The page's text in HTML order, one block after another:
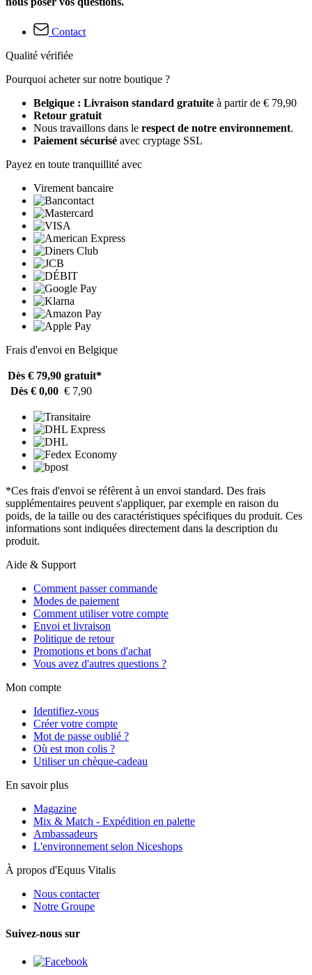
Contact
Qualité vérifiée
Pourquoi acheter sur notre boutique ?
Belgique : Livraison standard gratuite à partir de € 79,90
Retour gratuit
Nous travaillons dans le respect de notre environnement.
Paiement sécurisé avec cryptage SSL
Payez en toute tranquillité avec
Virement bancaire
Frais d'envoi en Belgique
Dès € 79,90 gratuit*
Dès € 0,00 € 7,90
*Ces frais d'envoi se réfèrent à un envoi standard. Des frais
supplémentaires peuvent s'appliquer, par exemple en raison du
poids, de la taille ou des caractéristiques spécifiques du produit. Ces
informations sont indiquées directement dans la description du
produit.
Aide & Support
Comment passer commande
Modes de paiement
Comment utiliser votre compte
Envoi et livraison
Politique de retour
Promotions et bons d'achat
Vous avez d'autres questions ?
Mon compte
Identifiez-vous
Créer votre compte
Mot de passe oublié ?
Où est mon colis ?
Utiliser un chèque-cadeau
En savoir plus
Magazine
Mix & Match - Expédition en palette
Ambassadeurs
L'environnement selon Niceshops
À propos d'Equus Vitalis
Nous contacter
Notre Groupe
Suivez-nous sur